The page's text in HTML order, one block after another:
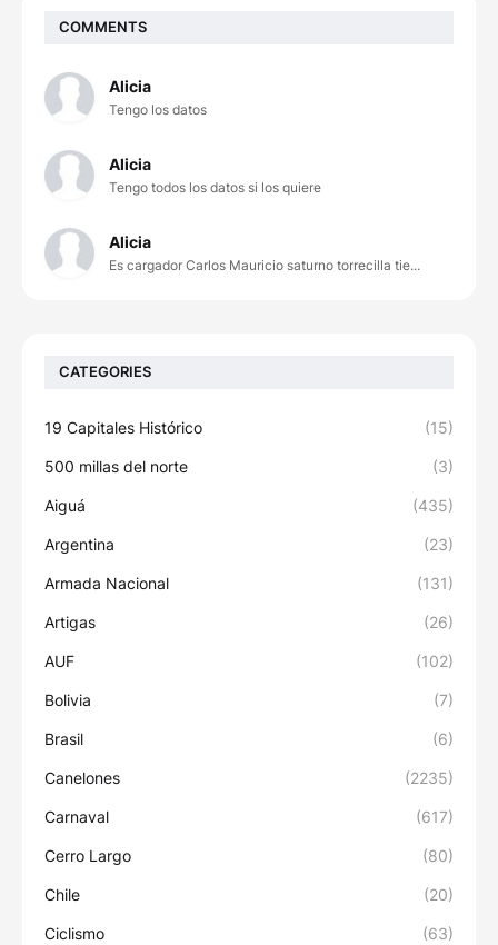
COMMENTS
Alicia
Tengo los datos
Alicia
Tengo todos los datos si los quiere
Alicia
Es cargador Carlos Mauricio saturno torrecilla tie...
CATEGORIES
19 Capitales Histórico (15)
500 millas del norte (3)
Aiguá (435)
Argentina (23)
Armada Nacional (131)
Artigas (26)
AUF (102)
Bolivia (7)
Brasil (6)
Canelones (2235)
Carnaval (617)
Cerro Largo (80)
Chile (20)
Ciclismo (63)